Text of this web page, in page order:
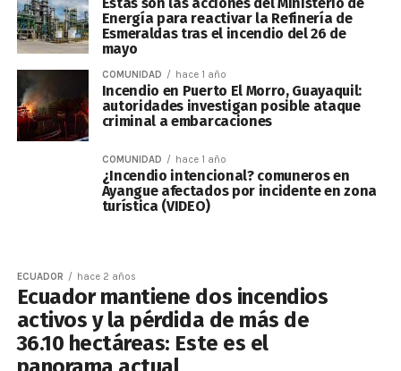
Energía para reactivar la Refinería de
Esmeraldas tras el incendio del 26 de
mayo
COMUNIDAD hace 1 año
Incendio en Puerto El Morro, Guayaquil:
autoridades investigan posible ataque
criminal a embarcaciones
COMUNIDAD hace 1 año
¿Incendio intencional? comuneros en
Ayangue afectados por incidente en zona
turística (VIDEO)
ECUADOR hace 2 años
Ecuador mantiene dos incendios
activos y la pérdida de más de
36.10 hectáreas: Este es el